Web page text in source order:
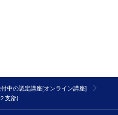
但し、当該変更規定又は細
者が主催者の講座に参加し
内容に同意したものとみな
中の認定講座[オンライン講座]
支部]